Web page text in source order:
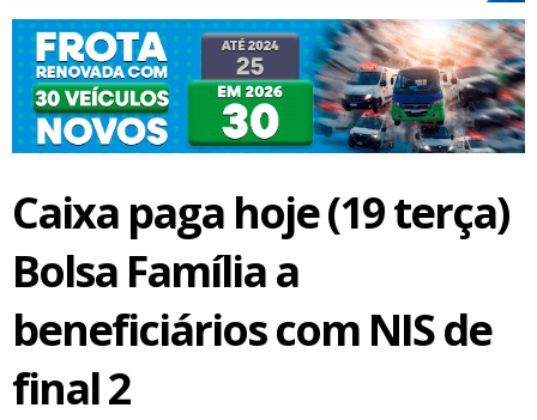
Caixa paga hoje (19 terça)
Bolsa Família a
beneficiários com NIS de
final 2